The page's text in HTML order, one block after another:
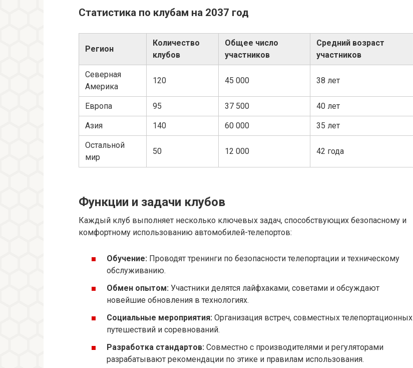
Статистика по клубам на 2037 год
Регион
Количество
клубов
Общее число
участников
Средний возраст
участников
Северная
Америка
120 45 000 38 лет
Европа 95 37 500 40 лет
Азия 140 60 000 35 лет
Остальной
мир
50 12 000 42 года
Функции и задачи клубов
Каждый клуб выполняет несколько ключевых задач, способствующих безопасному и
комфортному использованию автомобилей-телепортов:
Обучение: Проводят тренинги по безопасности телепортации и техническому
обслуживанию.
Обмен опытом: Участники делятся лайфхаками, советами и обсуждают
новейшие обновления в технологиях.
Социальные мероприятия: Организация встреч, совместных телепортационных
путешествий и соревнований.
Разработка стандартов: Совместно с производителями и регуляторами
разрабатывают рекомендации по этике и правилам использования.